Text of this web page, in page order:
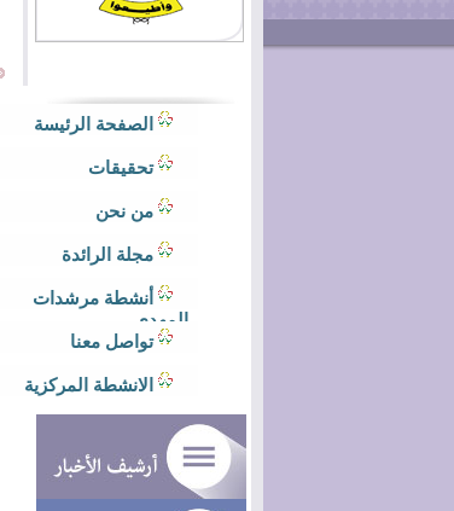
الصفحة الرئيسة
تحقيقات
من نحن
مجلة الرائدة
أنشطة مرشدات
المهدي
تواصل معنا
الانشطة المركزية